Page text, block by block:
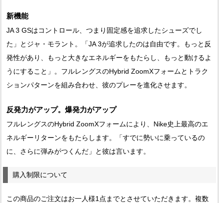
新機能
JA 3 GSはコントロール、つまり固定感を追求したシューズでし
た」とジャ・モラント。「JA 3が追求したのは自由です。もっと反
発性があり、もっと大きなエネルギーをもたらし、もっと動けるよ
うにすること」。フルレングスのHybrid ZoomXフォームとトラク
ションパターンを組み合わせ、彼のプレーを進化させます。
反発力がアップ。爆発力がアップ
フルレングスのHybrid ZoomXフォームにより、Nike史上最高のエ
ネルギーリターンをもたらします。「すでに勢いに乗っているの
に、さらに弾みがつくんだ」と彼は言います。
購入制限について
この商品のご注文はお一人様1点までとさせていただきます。複数